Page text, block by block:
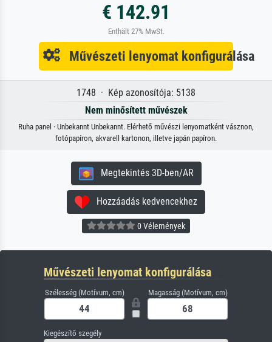
€ 142.91
Enthält 27% MwSt.
Művészeti lenyomat konfigurálása
1748 · Kép azonosítója: 5138
Nem minősített művészek
Ruha panel · Unbekannt Unbekannt. Elérhető művészi lenyomatként vásznon,
fotópapíron, akvarell kartonon, illetve japán papíron.
Megtekintés 3D-ben/AR
Hozzáadás kedvencekhez
0 Vélemények
Művészeti lenyomat konfigurálása
Szélesség (Motívum, cm) Magasság (Motívum, cm)
Kiegészítő szegély